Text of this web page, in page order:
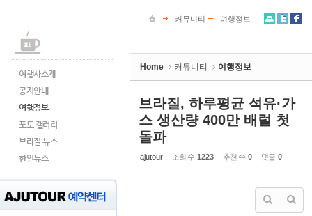
커뮤니티 여행정보
여행사소개
공지안내
여행정보
포토 갤러리
브라질 뉴스
한인뉴스
Home 커뮤니티 여행정보
브라질, 하루평균 석유·가
스 생산량 400만 배럴 첫
돌파
ajutour 조회 수 1223 추천 수 0 댓글 0